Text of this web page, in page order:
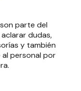
parte del
dudas,
y también
personal por